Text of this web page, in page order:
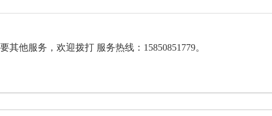
他服务，欢迎拨打 服务热线：15850851779。